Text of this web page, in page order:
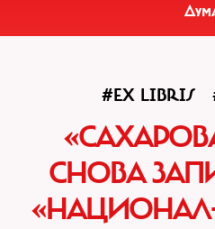
#EX LIBRIS
СНОВА